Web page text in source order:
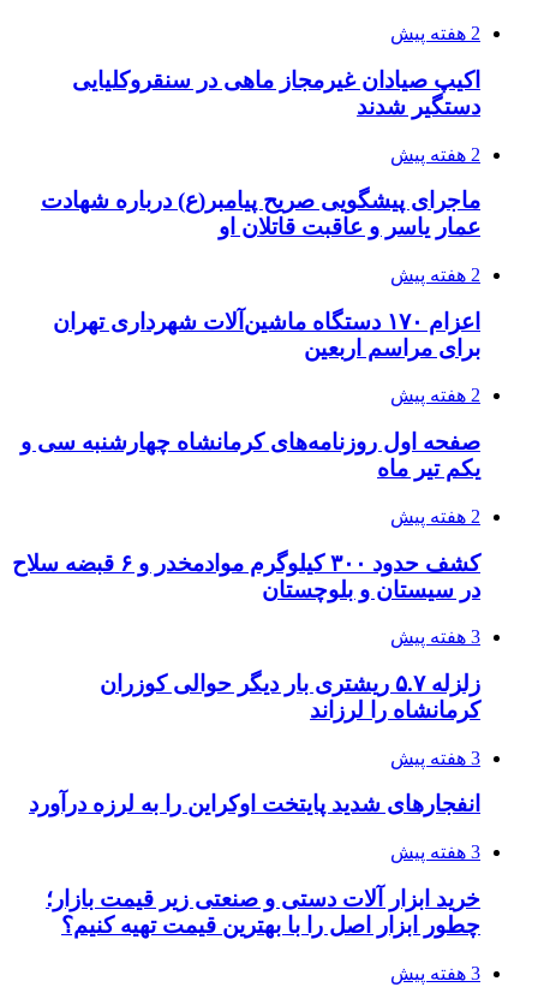
2 هفته پیش
اکیپ صیادان غیرمجاز ماهی در سنقروکلیایی
دستگیر شدند
2 هفته پیش
ماجرای پیشگویی صریح پیامبر(ع) درباره شهادت
عمار یاسر و عاقبت قاتلان او
2 هفته پیش
اعزام ۱۷۰ دستگاه ماشین‌آلات شهرداری تهران
برای مراسم اربعین
2 هفته پیش
صفحه اول روزنامه‌های کرمانشاه چهارشنبه سی و
یکم تیر ماه
2 هفته پیش
کشف حدود ۳۰۰ کیلوگرم موادمخدر و ۶ قبضه سلاح
در سیستان و بلوچستان
3 هفته پیش
زلزله ۵.۷ ریشتری بار دیگر حوالی کوزران
کرمانشاه را لرزاند
3 هفته پیش
انفجارهای شدید پایتخت اوکراین را به لرزه درآورد
3 هفته پیش
خرید ابزار آلات دستی و صنعتی زیر قیمت بازار؛
چطور ابزار اصل را با بهترین قیمت تهیه کنیم؟
3 هفته پیش